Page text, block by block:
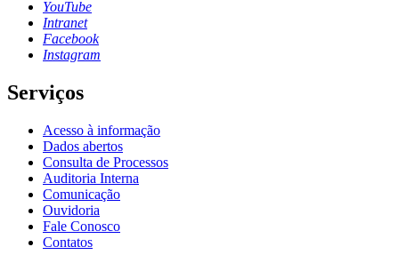
YouTube
Intranet
Facebook
Instagram
Serviços
Acesso à informação
Dados abertos
Consulta de Processos
Auditoria Interna
Comunicação
Ouvidoria
Fale Conosco
Contatos